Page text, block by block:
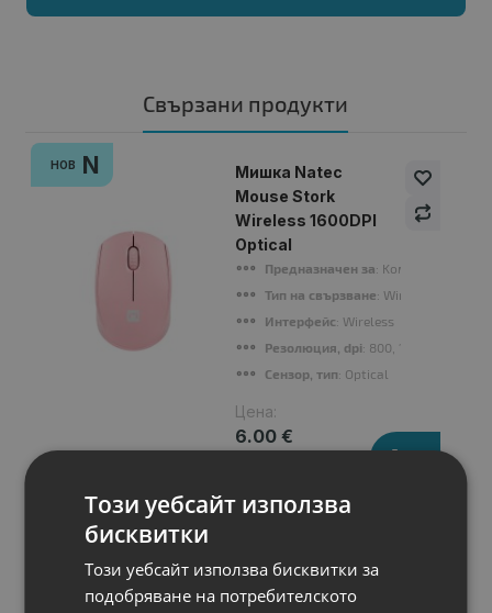
Свързани продукти
НОВ N
Мишка Natec
Mouse Stork
Wireless 1600DPI
Optical
Предназначен за: Kомпютри
Тип на свързване: Wireless
Интерфейс: Wireless
Резолюция, dpi: 800, 1200, 1600 dpi
Сензор, тип: Optical
Цена:
6.00 €
Подобни продукти
Този уебсайт използва
бисквитки
Този уебсайт използва бисквитки за
подобряване на потребителското